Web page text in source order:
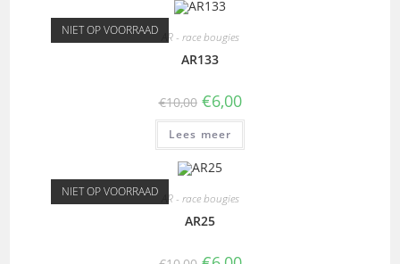
NIET OP VOORRAAD AR - race bougies
AR133
€10,00 €6,00
Lees meer
NIET OP VOORRAAD AR - race bougies
AR25